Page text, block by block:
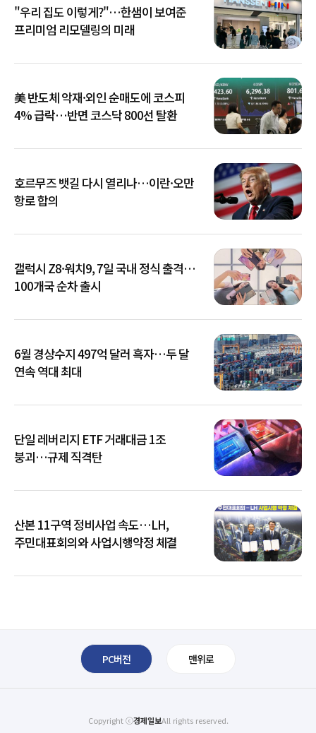
"우리 집도 이렇게?"…한샘이 보여준
프리미엄 리모델링의 미래
美 반도체 악재·외인 순매도에 코스피
4% 급락…반면 코스닥 800선 탈환
호르무즈 뱃길 다시 열리나…이란·오만
항로 합의
갤럭시 Z8·워치9, 7일 국내 정식 출격…
100개국 순차 출시
6월 경상수지 497억 달러 흑자…두 달
연속 역대 최대
단일 레버리지 ETF 거래대금 1조
붕괴…규제 직격탄
산본 11구역 정비사업 속도…LH,
주민대표회의와 사업시행약정 체결
PC버전 맨위로
Copyright ⓒ경제일보All rights reserved.